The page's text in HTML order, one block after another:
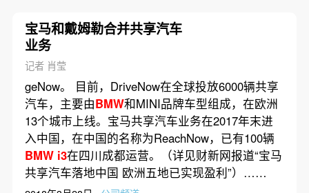
宝马和戴姆勒合并共享汽车
业务
记者 肖莹
geNow。 目前，DriveNow在全球投放6000辆共享
汽车，主要由BMW和MINI品牌车型组成，在欧洲
13个城市上线。宝马共享汽车业务在2017年末进
入中国，在中国的名称为ReachNow，已有100辆
BMW i3在四川成都运营。（详见财新网报道“宝马
共享汽车落地中国 欧洲五地已实现盈利”）……